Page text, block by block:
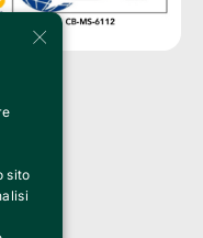
(MI)
×
sito